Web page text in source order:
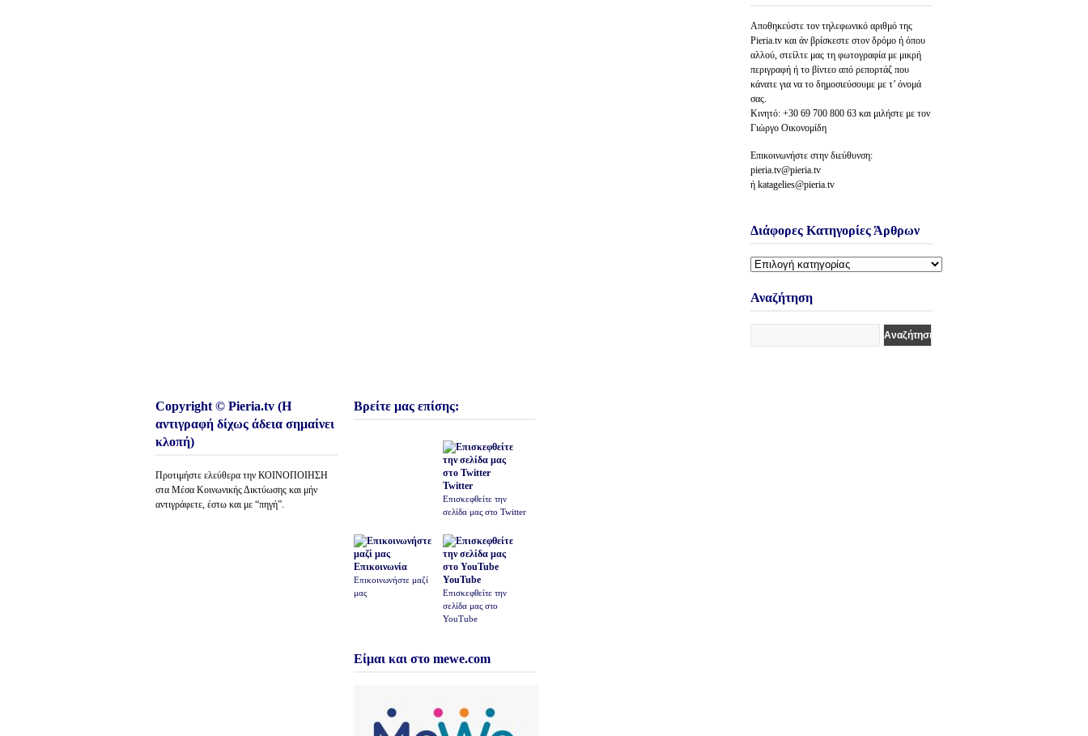
Αποθηκεύστε τον τηλεφωνικό αριθμό της
Pieria.tv και άν βρίσκεστε στον δρόμο ή όπου
αλλού, στείλτε μας τη φωτογραφία με μικρή
περιγραφή ή το βίντεο από ρεπορτάζ που
κάνατε για να το δημοσιεύσουμε με τ’ όνομά
σας.
Κινητό: +30 69 700 800 63 και μιλήστε με τον
Γιώργο Οικονομίδη
Επικοινωνήστε στην διεύθυνση:
pieria.tv@pieria.tv
ή katagelies@pieria.tv
Διάφορες Κατηγορίες Άρθρων
Διάφορες
Άρθρων
Αναζήτηση
Copyright © Pieria.tv (Η
αντιγραφή δίχως άδεια σημαίνει
κλοπή)
Προτιμήστε ελεύθερα την ΚΟΙΝΟΠΟΙΗΣΗ
στα Μέσα Κοινωνικής Δικτύωσης και μήν
αντιγράφετε, έστω και με “πηγή”.
Βρείτε μας επίσης:
Twitter
Επισκεφθείτε την
σελίδα μας στο Twitter
Επικοινωνία
Επικοινωνήστε μαζί
μας
YouTube
Επισκεφθείτε την
σελίδα μας στο
YouTube
Είμαι και στο mewe.com